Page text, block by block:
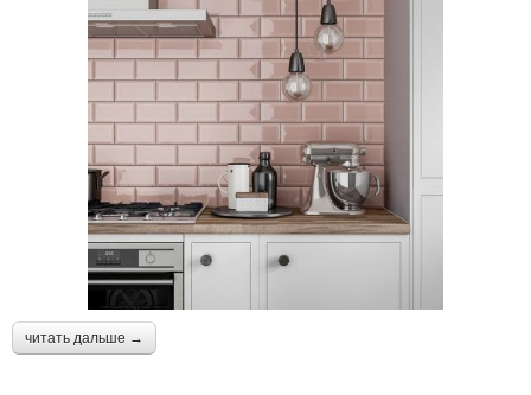
читать дальше →